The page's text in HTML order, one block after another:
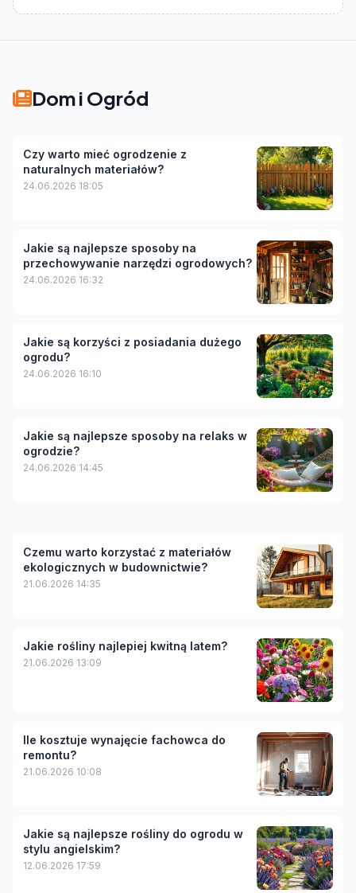
Dom i Ogród
Czy warto mieć ogrodzenie z
naturalnych materiałów?
24.06.2026 18:05
Jakie są najlepsze sposoby na
przechowywanie narzędzi ogrodowych?
24.06.2026 16:32
Jakie są korzyści z posiadania dużego
ogrodu?
24.06.2026 16:10
Jakie są najlepsze sposoby na relaks w
ogrodzie?
24.06.2026 14:45
Czemu warto korzystać z materiałów
ekologicznych w budownictwie?
21.06.2026 14:35
Jakie rośliny najlepiej kwitną latem?
21.06.2026 13:09
Ile kosztuje wynajęcie fachowca do
remontu?
21.06.2026 10:08
Jakie są najlepsze rośliny do ogrodu w
stylu angielskim?
12.06.2026 17:59